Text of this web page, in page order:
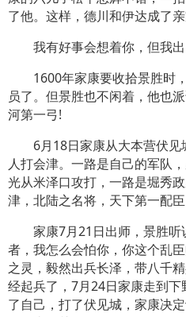
了他。这样，德川和伊达成了亲
我有好事会想着你，但我出
1600年家康要收拾景胜时
员了。但景胜也不闲着，他也
河第一弓!
6月18日家康从大本营伏见
人打会津。一路是自己的军队
光从米泽口攻打，一路是堀秀
津，北陆之名将，天下第一配臣
家康7月21日出师，景胜听
者，我怎么会怕你，你这个乱
之灵，毅然出兵长泽，带八千
经起兵了，7月24日家康走到
了自己，打了伏见城，家康决